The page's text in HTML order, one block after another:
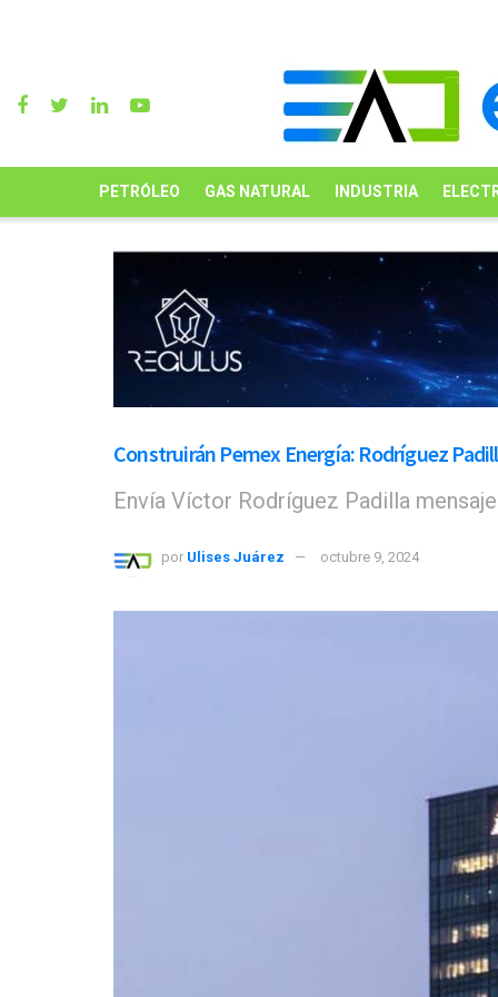
PETRÓLEO GAS NATURAL INDUSTRIA
Construirán Pemex Energía: Rodríguez
Envía Víctor Rodríguez Padilla
por Ulises Juárez octubre 9, 2024